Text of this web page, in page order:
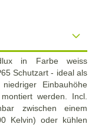
in Farbe weiss
Schutzart - ideal als
Einbauhöhe
werden. Incl.
zwischen einem
Kelvin) oder kühlen